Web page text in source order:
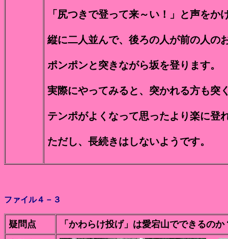
「尻つきで登って来～い！」と声をか
縦に二人並んで、後ろの人が前の人の
ポンポンと突きながら坂を登ります。
実際にやってみると、突かれる方も突
テンポがよくなって思ったより楽に登
ただし、長続きはしないようです。
ファイル４－３
疑問点
「かわらけ投げ」は愛宕山でできるのか